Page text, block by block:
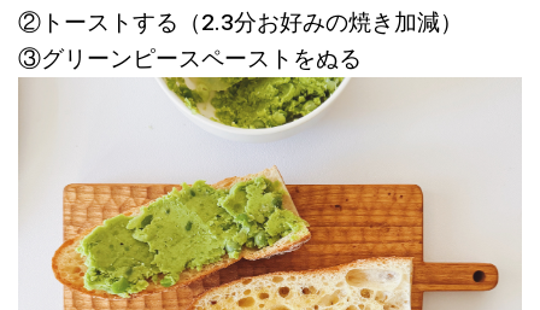
②トーストする（2.3分お好みの焼き加減）
③グリーンピースペーストをぬる